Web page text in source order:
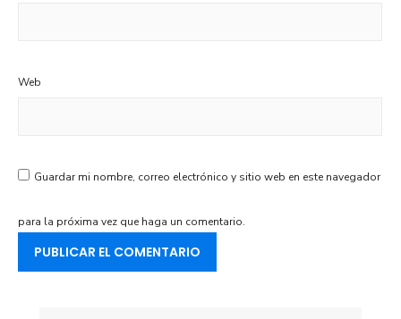
Web
Guardar mi nombre, correo electrónico y sitio web en este navegador
para la próxima vez que haga un comentario.